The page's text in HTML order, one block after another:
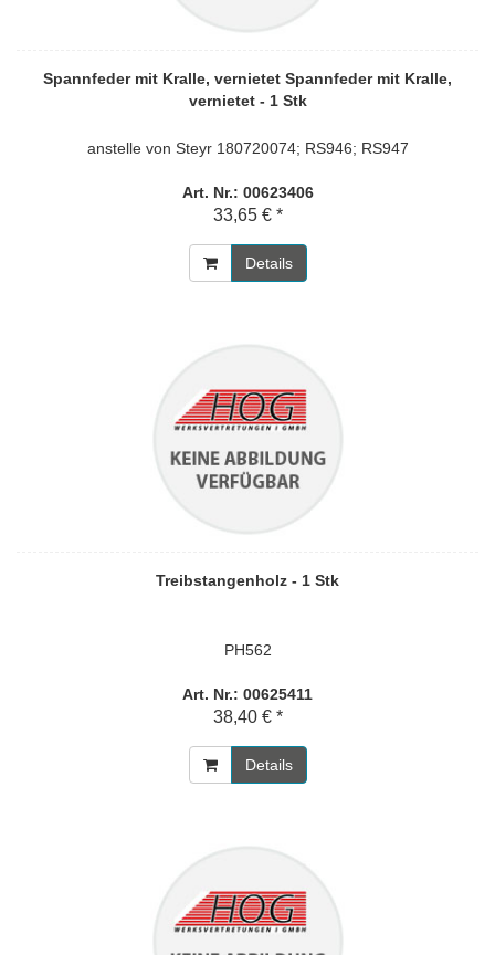
Spannfeder mit Kralle, vernietet Spannfeder mit Kralle,
vernietet - 1 Stk
anstelle von Steyr 180720074; RS946; RS947
Art. Nr.: 00623406
33,65 € *
Details
Treibstangenholz - 1 Stk
PH562
Art. Nr.: 00625411
38,40 € *
Details